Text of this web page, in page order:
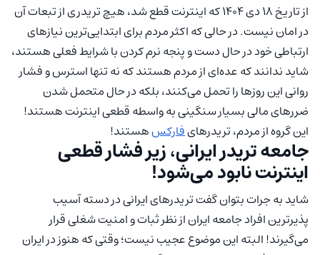
از تاریخ 18 دی 1404 که اینترنت قطع شد، هیچ تریدری از تبعات آن
در امان نیست. در حالی که اکثر مردم برای ابتدایی‌ترین نیازهای
ارتباطی خود در حال دست و پنجه نرم کردن با شرایط فعلی هستند،
شاید ندانند که عده‌ای از مردم هستند که نه تنها استرس و فشار
روانی این روزها را تحمل می‌کنند، بلکه در حال متحمل شدن
ضررهای مالی بسیار سنگینی به واسطه قطعی اینترنت هستند!
این گروه از مردم، تریدرهایفارکسهستند!
جامعه تریدر ایرانی، زیر فشار قطعی
اینترنت نابود می‌شود!
شاید به جرات بتوان گفت تریدرهای ایرانی در دسته آسیب
پذیر‌ترین افراد جامعه ایران از نظر ثبات و امنیت شغلی قرار
می‌گیرند! البته این موضوع عجیب نیست؛ وقتی که هنوز در ایران